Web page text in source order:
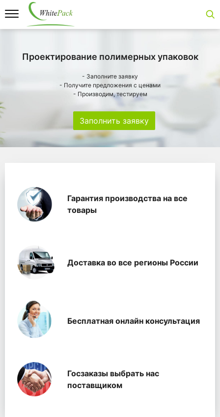
Проектирование полимерных упаковок
- Заполните заявку
- Получите предложения с ценами
- Производим, тестируем
Заполнить заявку
WhitePackГарантия производства на все
товары
Доставка во все регионы России
Бесплатная онлайн консультация
Госзаказы выбрать нас
поставщиком